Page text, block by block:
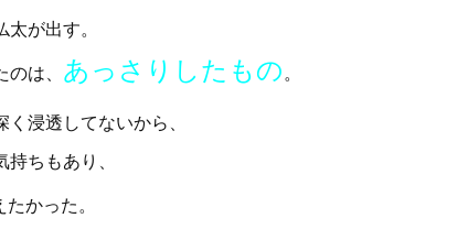
が出す。
は、 あっさりしたもの。
く浸透してないから、
ちもあり、
たかった。